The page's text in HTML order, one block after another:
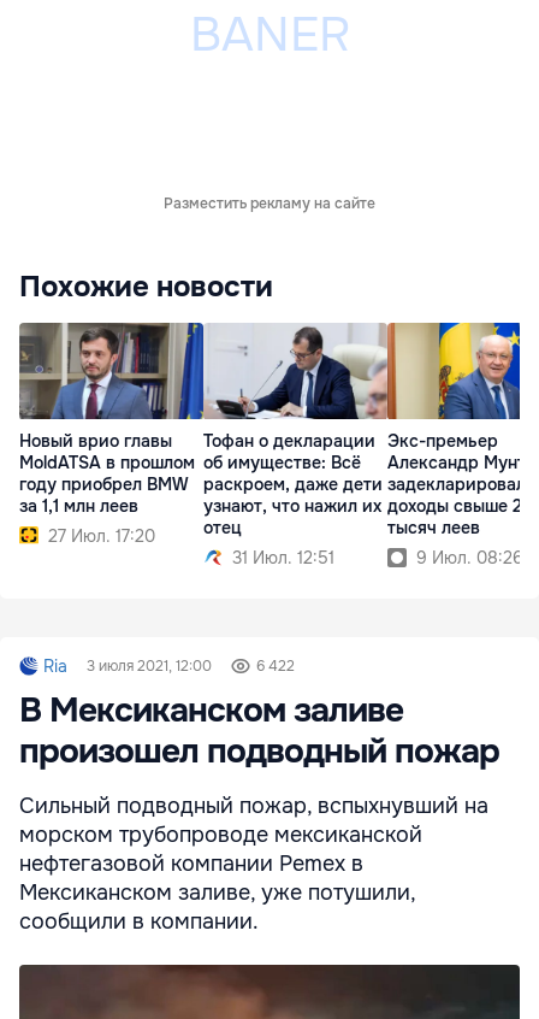
Разместить рекламу на сайте
Похожие новости
Новый врио главы
MoldATSA в прошлом
году приобрел BMW
за 1,1 млн леев
27 Июл. 17:20
Тофан о декларации
об имуществе: Всё
раскроем, даже дети
узнают, что нажил их
отец
31 Июл. 12:51
Экс-премьер
Александр
задекларировал
доходы свыше 216
тысяч леев
9 Июл. 08:26
Ria 3 июля 2021, 12:00 6 422
В Мексиканском заливе
произошел подводный пожар
Сильный подводный пожар, вспыхнувший на
морском трубопроводе мексиканской
нефтегазовой компании Pemex в
Мексиканском заливе, уже потушили,
сообщили в компании.